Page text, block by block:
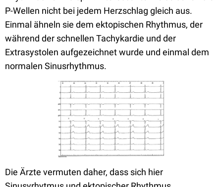
P-Wellen nicht bei jedem Herzschlag gleich aus.
Einmal ähneln sie dem ektopischen Rhythmus, der
während der schnellen Tachykardie und der
Extrasystolen aufgezeichnet wurde und einmal dem
normalen Sinusrhythmus.
Die Ärzte vermuten daher, dass sich hier